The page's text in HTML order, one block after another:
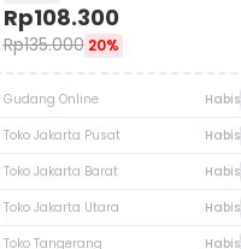
Rp108.300
Rp135.000 20%
Gudang Online
Habis
Toko Jakarta Pusat
Habis
Toko Jakarta Barat
Habis
Toko Jakarta Utara
Habis
Toko Tangerang
Habis